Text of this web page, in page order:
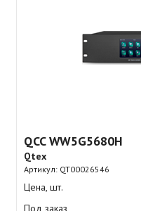
QCC WW5G5680H
Qtex
Артикул: QT00026546
Цена, шт.
Под заказ